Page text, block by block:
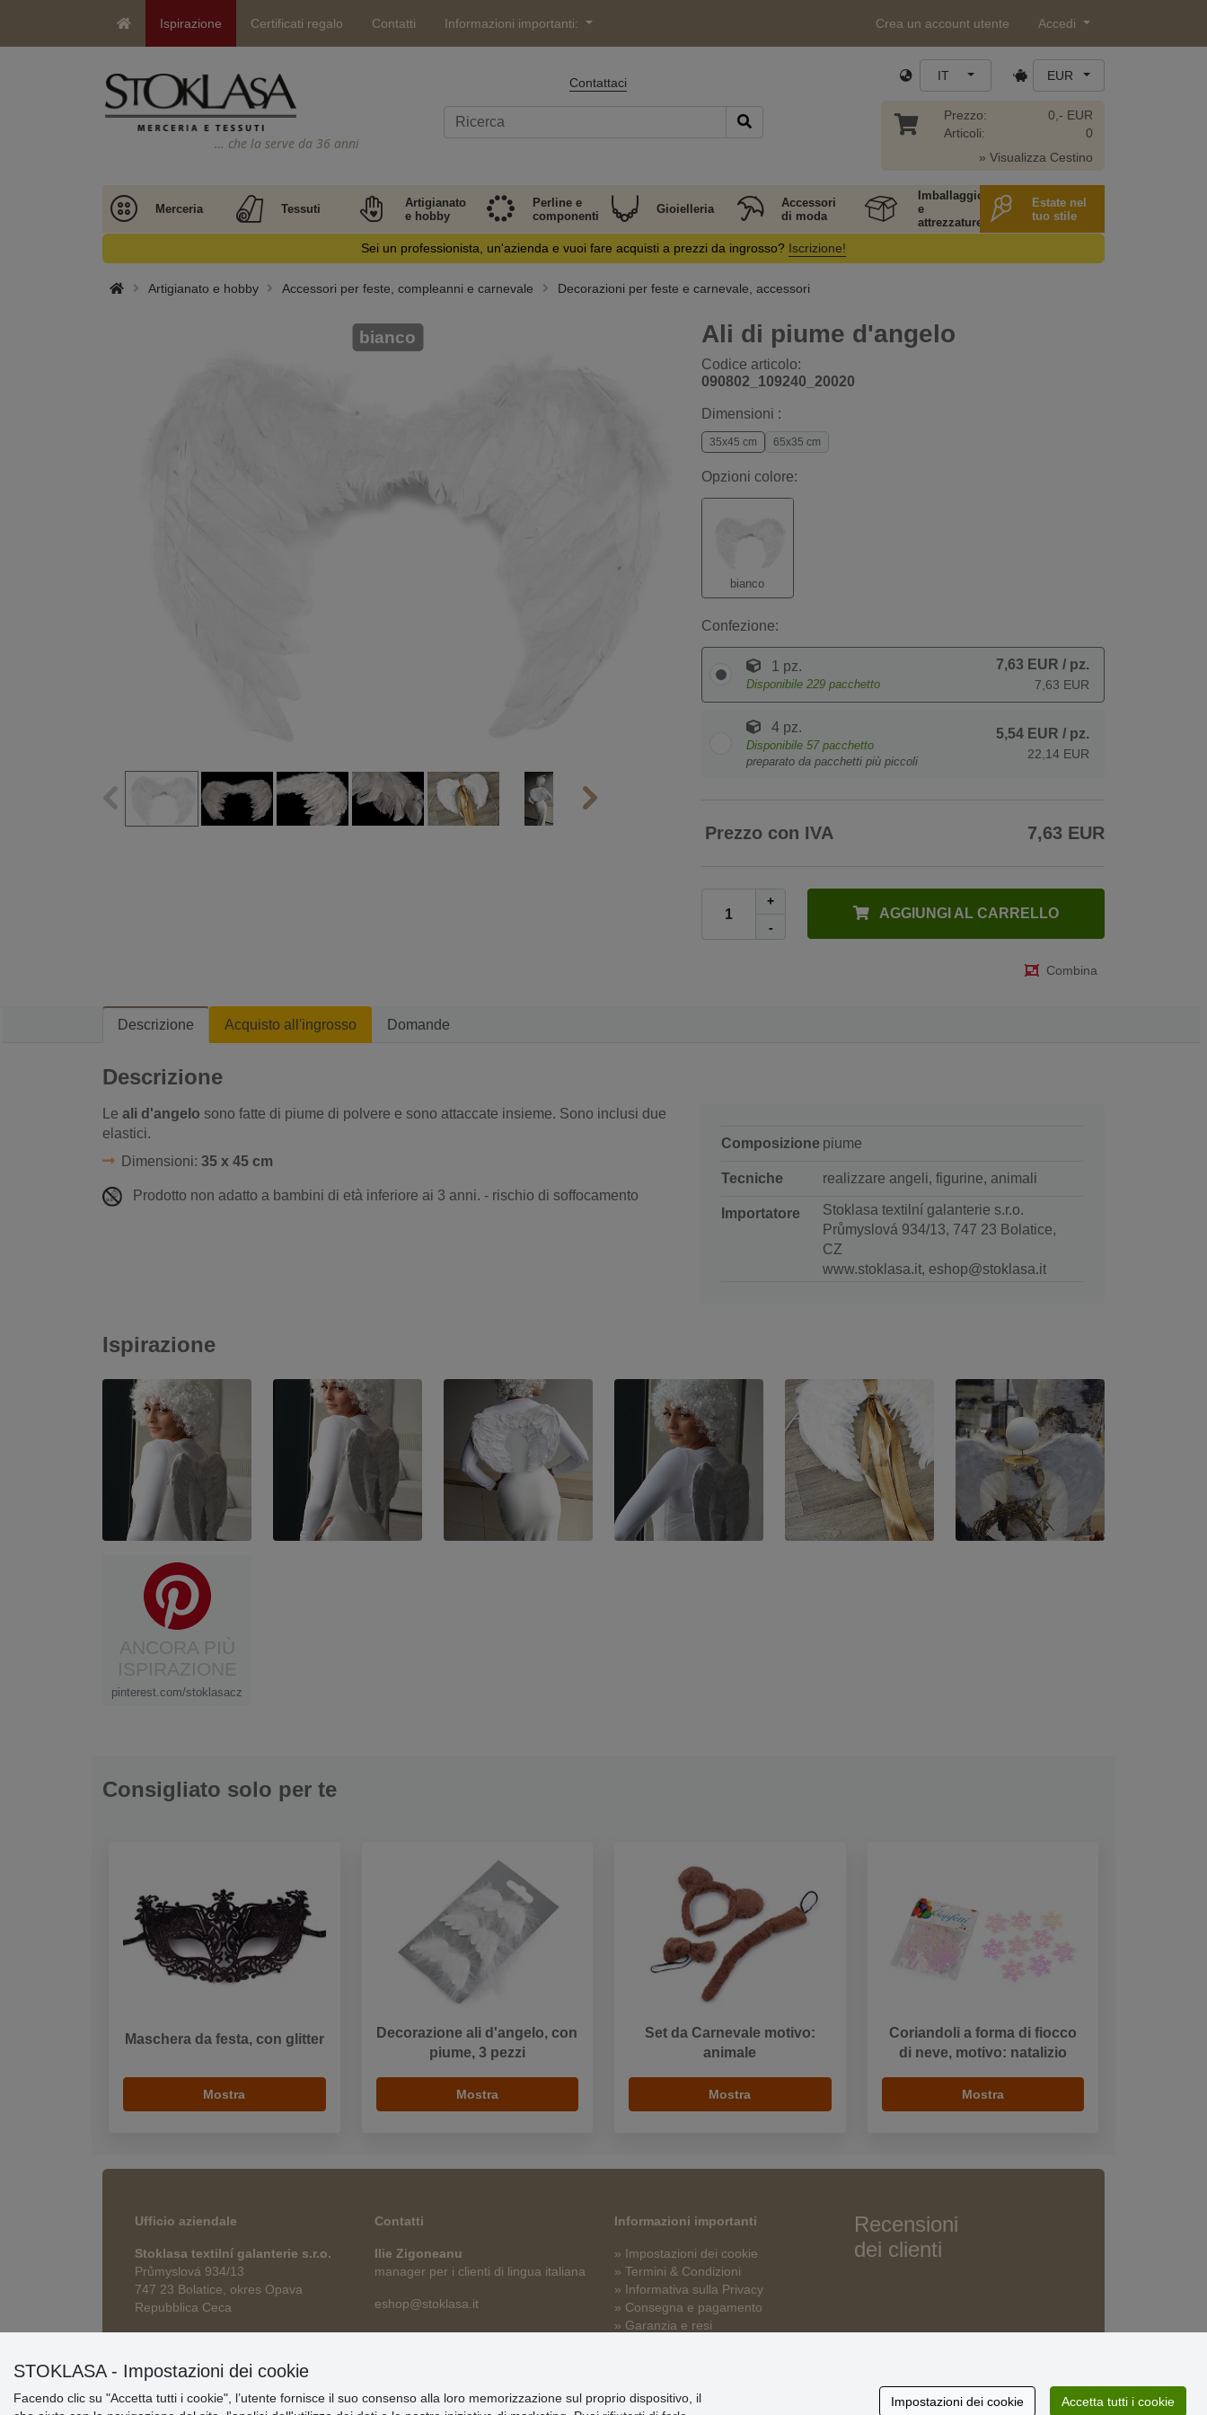
Ispirazione Certificati regalo Contatti Informazioni importanti: Crea un account utente Accedi
… che la serve da 36 anni
Contattaci IT EUR
Prezzo:
Articoli:
0,- EUR
0
» Visualizza Cestino
Merceria Tessuti
Artigianato
e hobby
Perline e
componenti
Gioielleria
Accessori
di moda
Imballaggio
e
attrezzature
Estate nel
tuo stile
Sei un professionista, un'azienda e vuoi fare acquisti a prezzi da ingrosso? Iscrizione!
Artigianato e hobby Accessori per feste, compleanni e carnevale Decorazioni per feste e carnevale, accessori
Ali di piume d'angelo
Codice articolo:
090802_109240_20020
bianco
Dimensioni :
35x45 cm 65x35 cm
Opzioni colore:
bianco
Confezione:
1 pz.
Disponibile 229 pacchetto
7,63 EUR / pz.
7,63 EUR
4 pz.
Disponibile 57 pacchetto
preparato da pacchetti più piccoli
5,54 EUR / pz.
22,14 EUR
Prezzo con IVA 7,63 EUR
+
-
AGGIUNGI AL CARRELLO
Combina
Descrizione Acquisto all'ingrosso Domande
Descrizione
Le ali d'angelo sono fatte di piume di polvere e sono attaccate insieme. Sono inclusi due
elastici.
Dimensioni: 35 x 45 cm
Prodotto non adatto a bambini di età inferiore ai 3 anni. - rischio di soffocamento
Composizione piume
Tecniche realizzare angeli, figurine, animali
Importatore
Stoklasa textilní galanterie s.r.o.
Průmyslová 934/13, 747 23 Bolatice,
CZ
www.stoklasa.it, eshop@stoklasa.it
Ispirazione
pinterest.com/stoklasacz
Consigliato solo per te
Maschera da festa, con glitter
Mostra
Decorazione ali d'angelo, con
piume, 3 pezzi
Mostra
Set da Carnevale motivo:
animale
Mostra
Coriandoli a forma di fiocco
di neve, motivo: natalizio
Mostra
Ufficio aziendale
Stoklasa textilní galanterie s.r.o.
Průmyslová 934/13
747 23 Bolatice, okres Opava
Repubblica Ceca
Contatti
Ilie Zigoneanu
manager per i clienti di lingua italiana
eshop@stoklasa.it
Informazioni importanti
» Impostazioni dei cookie
» Termini & Condizioni
» Informativa sulla Privacy
» Consegna e pagamento
» Garanzia e resi
Recensioni
dei clienti
STOKLASA - Impostazioni dei cookie
Facendo clic su "Accetta tutti i cookie", l’utente fornisce il suo consenso alla loro memorizzazione sul proprio dispositivo, il
Impostazioni dei cookie Accetta tutti i cookie